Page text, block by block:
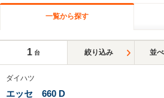
一覧から探す
1 台 絞り込み 並
ダイハツ
エッセ 660 D